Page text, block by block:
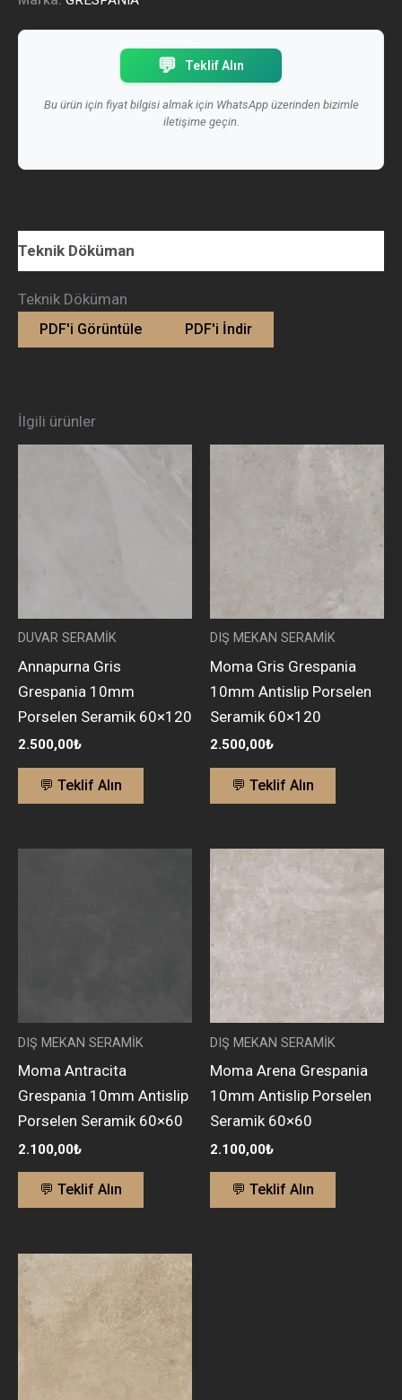
💬 Teklif Alın
Bu ürün için fiyat bilgisi almak için WhatsApp üzerinden bizimle
iletişime geçin.
Teknik Döküman
Teknik Döküman
PDF'i Görüntüle PDF'i İndir
İlgili ürünler
DUVAR SERAMİK
Annapurna Gris
Grespania 10mm
Porselen Seramik 60×120
2.500,00₺
💬 Teklif Alın
DIŞ MEKAN SERAMİK
Moma Gris Grespania
10mm Antislip Porselen
Seramik 60×120
2.500,00₺
💬 Teklif Alın
DIŞ MEKAN SERAMİK
Moma Antracita
Grespania 10mm Antislip
Porselen Seramik 60×60
2.100,00₺
💬 Teklif Alın
DIŞ MEKAN SERAMİK
Moma Arena Grespania
10mm Antislip Porselen
Seramik 60×60
2.100,00₺
💬 Teklif Alın